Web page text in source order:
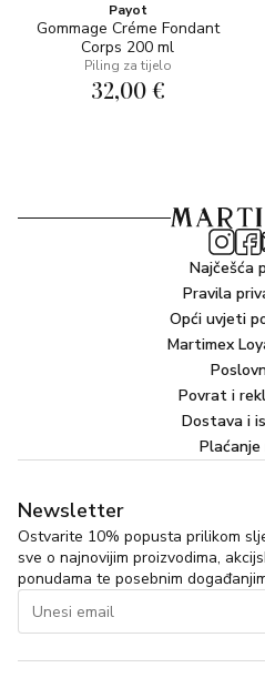
Payot
Gommage Créme Fondant
Corps 200 ml
Piling za tijelo
32,00 €
Najčešća
Pravila
Opći uvjeti
Martimex
Povrat i
Dostava i
Plaćanje
Newsletter
Ostvarite 10% popusta prilikom
sve o najnovijim proizvodima,
ponudama te posebnim